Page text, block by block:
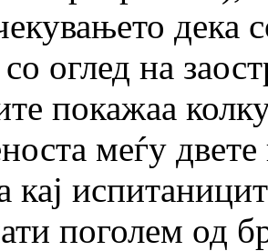
дека
со оглед на
покажаа
меѓу
кај
поголем од